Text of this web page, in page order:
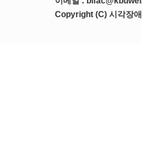
Copyright (C) 시각장